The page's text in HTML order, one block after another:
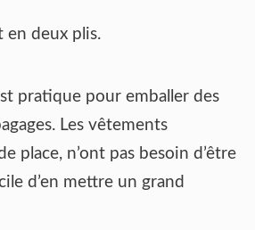
en deux plis.
pratique pour emballer des
Les vêtements
place, n’ont pas besoin d’être
d’en mettre un grand